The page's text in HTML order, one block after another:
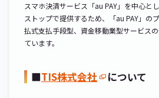
スマホ決済サービス「au PAY」を中心と
ストップで提供するため、「au PAY」の
払式支払手段型、資金移動業型サービス
ています。
■TIS株式会社 について